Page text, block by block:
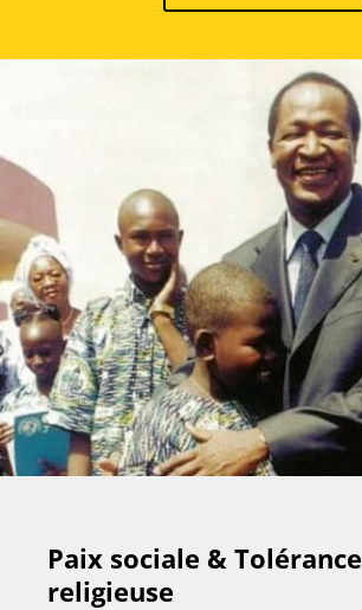
Paix sociale & Tolérance
religieuse